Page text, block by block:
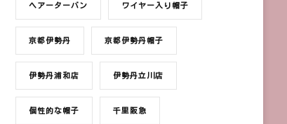
ヘアーターバン ワイヤー入り帽子
京都伊勢丹 京都伊勢丹帽子
伊勢丹浦和店 伊勢丹立川店
個性的な帽子 千里阪急